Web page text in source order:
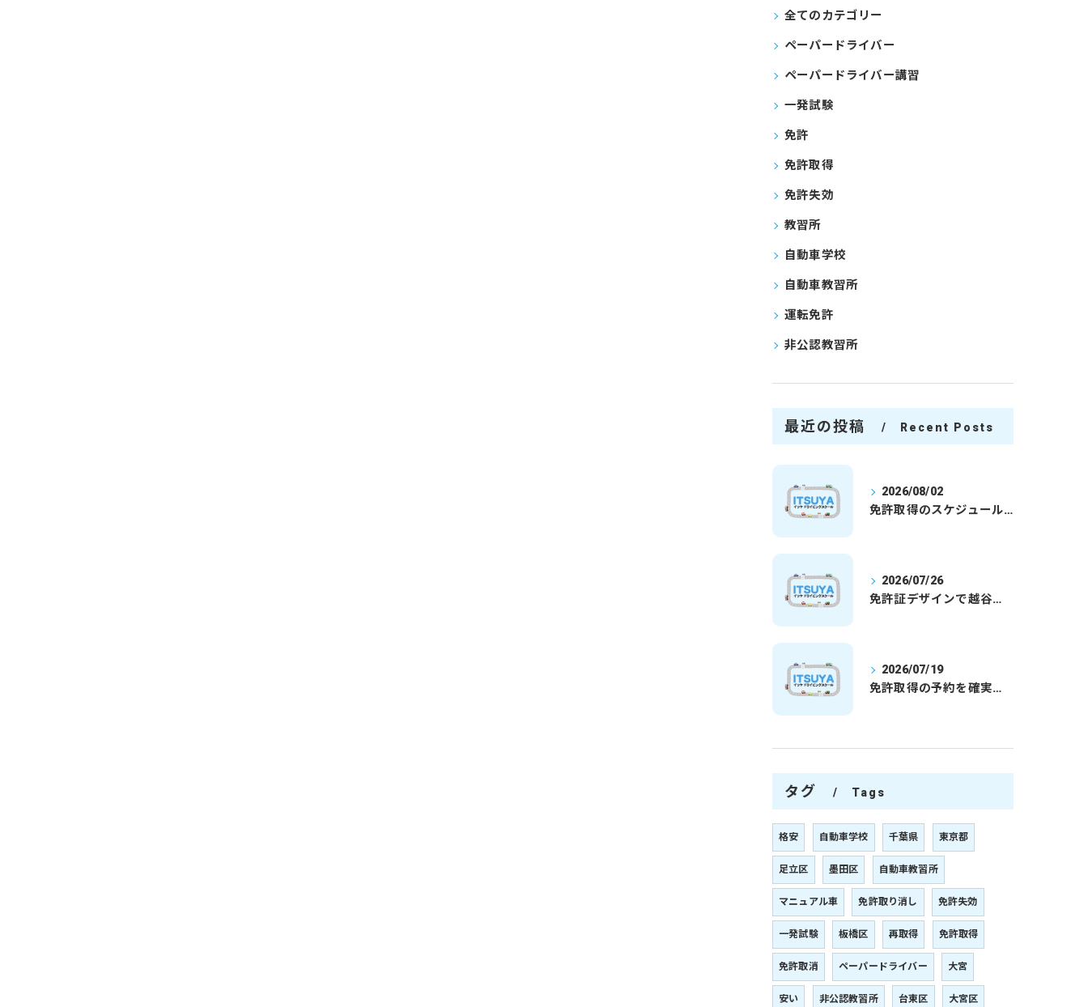
全てのカテゴリー
ペーパードライバー
ペーパードライバー講習
一発試験
免許
免許取得
免許失効
教習所
自動車学校
自動車教習所
運転免許
非公認教習所
最近の投稿 Recent Posts
2026/08/02
免許取得のスケジュールを徹底解説学生社会人の通学合宿別プランで最短取得のコツ
2026/07/26
免許証デザインで越谷市愛を表現する埼玉県さいたま市越谷市の免許取得完全ガイド
2026/07/19
免許取得の予約を確実に取るための最新ガイドと一発試験合格の実践法
タグ Tags
格安 自動車学校 千葉県 東京都
足立区 墨田区 自動車教習所
マニュアル車 免許取り消し 免許失効
一発試験 板橋区 再取得 免許取得
免許取消 ペーパードライバー 大宮
安い 非公認教習所 台東区 大宮区